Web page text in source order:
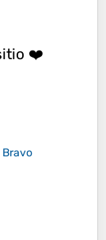
❤️
Bravo